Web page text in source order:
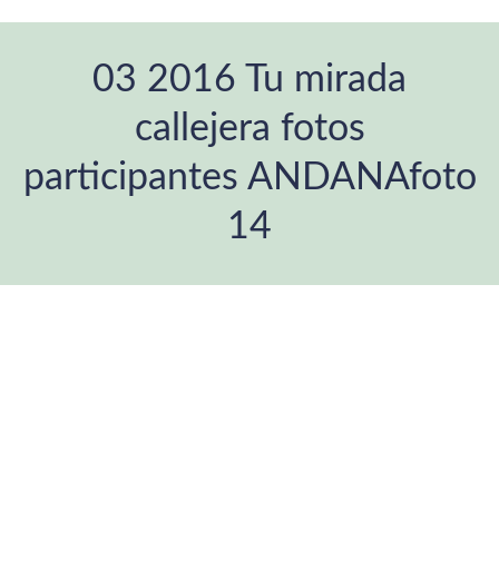
03 2016 Tu mirada
callejera fotos
participantes ANDANAfoto
14